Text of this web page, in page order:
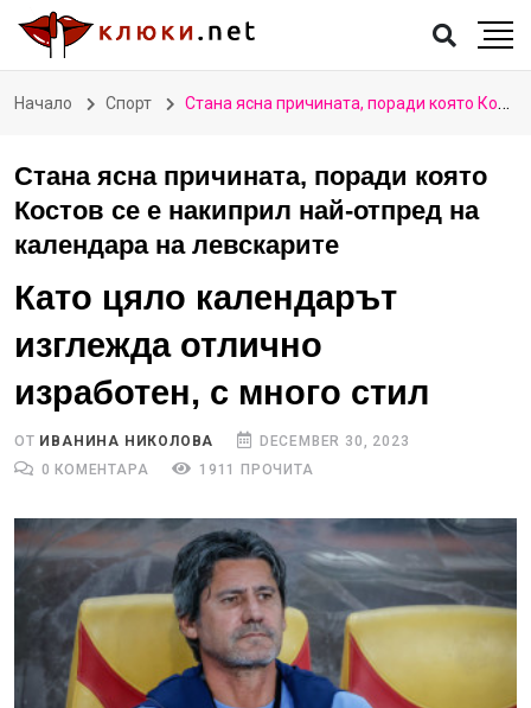
Начало Спорт Стана ясна причината, поради която Костов се е накиприл най-отпред на календара на левскарите
Стана ясна причината, поради която
Костов се е накиприл най-отпред на
календара на левскарите
Като цяло календарът
изглежда отлично
изработен, с много стил
ОТ ИВАНИНА НИКОЛОВА
DECEMBER 30, 2023
0 КОМЕНТАРА
1911 ПРОЧИТА